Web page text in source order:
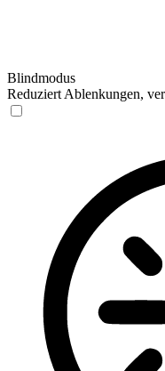
Blindmodus
Reduziert Ablenkungen,